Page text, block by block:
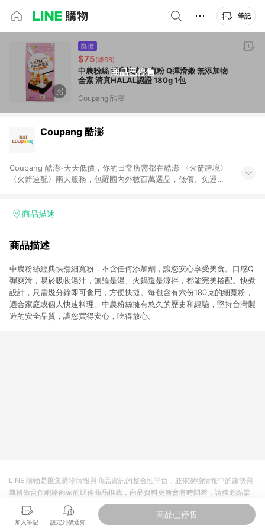
筆記
商品已停售
降價
$75(降$6)
中農粉絲 經典快煮細寬粉 Q彈滑嫩 無添加物
全素 清真HALAL認證 180g 1包
Coupang 酷澎
Coupang 酷澎
Coupang 酷澎-天天低價，你的日常所需都在酷澎 〈火箭跨境〉
〈火箭速配〉兩大服務，包羅國內外數百萬選品，低價、免運，
加入WOW會員告別湊免運，火箭速配、火箭跨境優質選品不限金
商品描述
商品描述
中農粉絲經典快煮細寬粉，不含任何添加劑，讓您安心享受美食。口感Q
彈爽滑，易於吸收湯汁，無論是湯、火鍋還是涼拌，都能完美搭配。快煮
設計，只需幾分鐘即可食用，方便快捷。每包含有六份180克的細寬粉，
適合家庭或個人快速料理。中農粉絲擁有悠久的歷史和經驗，堅持台灣製
造的安全品質，讓您買得安心，吃得放心。
加入筆記 設定到價通知
商品已停售
LINE 購物是匯集購物情報與商品資訊的整合性平台，並依購物情報中的趨勢與
風格做合作網路商家的延伸商品推薦，商品資料更新會有時間差，請務必點擊
商品至各合作網路商家，確認現售價與購物條件，一切資訊以合作廠商網頁為
準。